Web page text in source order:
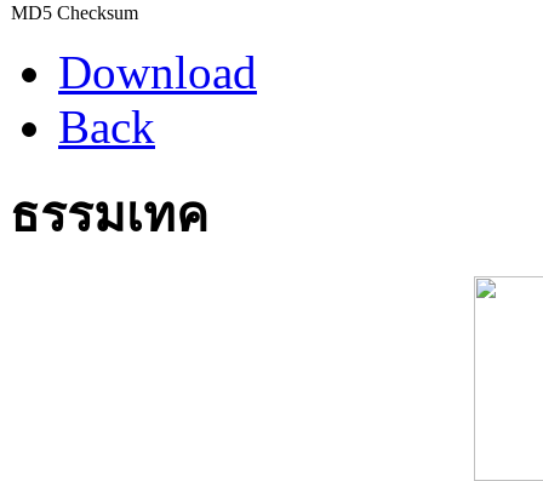
MD5 Checksum
Download
Back
ธรรมเทค